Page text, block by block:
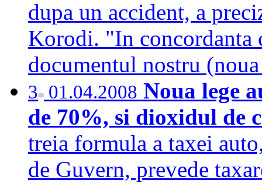
dupa un accident, a
Korodi. "In concordanta
documentul nostru
3 01.04.2008 Noua lege
de 70%, si dioxidul de
treia formula a taxei
de Guvern, prevede